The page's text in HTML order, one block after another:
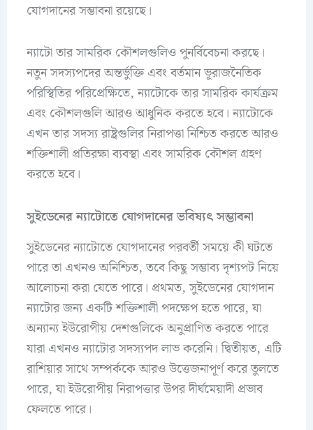
যোগদানের সম্ভাবনা রয়েছে।
ন্যাটো তার সামরিক কৌশলগুলিও পুনর্বিবেচনা করছে।
নতুন সদস্যপদের অন্তর্ভুক্তি এবং বর্তমান ভূরাজনৈতিক
পরিস্থিতির পরিপ্রেক্ষিতে, ন্যাটোকে তার সামরিক কার্যক্রম
এবং কৌশলগুলি আরও আধুনিক করতে হবে। ন্যাটোকে
এখন তার সদস্য রাষ্ট্রগুলির নিরাপত্তা নিশ্চিত করতে আরও
শক্তিশালী প্রতিরক্ষা ব্যবস্থা এবং সামরিক কৌশল গ্রহণ
করতে হবে।
সুইডেনের ন্যাটোতে যোগদানের ভবিষ্যৎ সম্ভাবনা
সুইডেনের ন্যাটোতে যোগদানের পরবর্তী সময়ে কী ঘটতে
পারে তা এখনও অনিশ্চিত, তবে কিছু সম্ভাব্য দৃশ্যপট নিয়ে
আলোচনা করা যেতে পারে। প্রথমত, সুইডেনের যোগদান
ন্যাটোর জন্য একটি শক্তিশালী পদক্ষেপ হতে পারে, যা
অন্যান্য ইউরোপীয় দেশগুলিকে অনুপ্রাণিত করতে পারে
যারা এখনও ন্যাটোর সদস্যপদ লাভ করেনি। দ্বিতীয়ত, এটি
রাশিয়ার সাথে সম্পর্ককে আরও উত্তেজনাপূর্ণ করে তুলতে
পারে, যা ইউরোপীয় নিরাপত্তার উপর দীর্ঘমেয়াদী প্রভাব
ফেলতে পারে।